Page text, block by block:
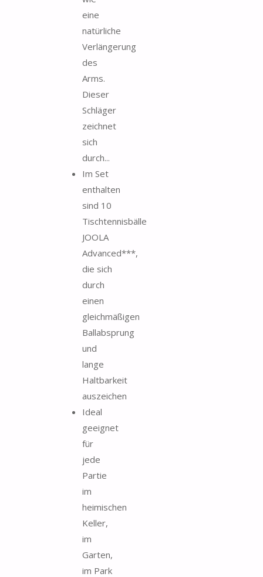
eine
natürliche
Verlängerung
des
Arms.
Dieser
Schläger
zeichnet
sich
durch...
Im Set
enthalten
sind 10
Tischtennisbälle
JOOLA
Advanced***,
die sich
durch
einen
gleichmäßigen
Ballabsprung
und
lange
Haltbarkeit
auszeichen
Ideal
geeignet
für
jede
Partie
im
heimischen
Keller,
im
Garten,
im Park